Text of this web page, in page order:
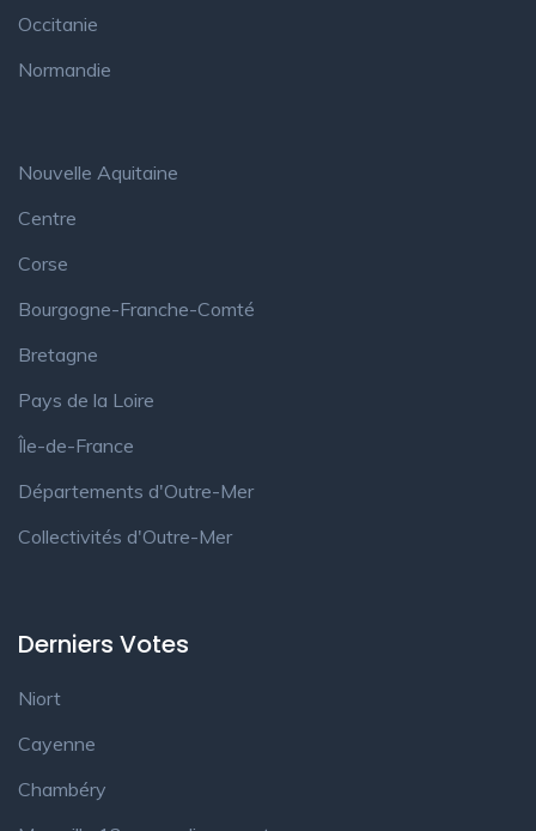
Occitanie
Normandie
Nouvelle Aquitaine
Centre
Corse
Bourgogne-Franche-Comté
Bretagne
Pays de la Loire
Île-de-France
Départements d'Outre-Mer
Collectivités d'Outre-Mer
Derniers Votes
Niort
Cayenne
Chambéry